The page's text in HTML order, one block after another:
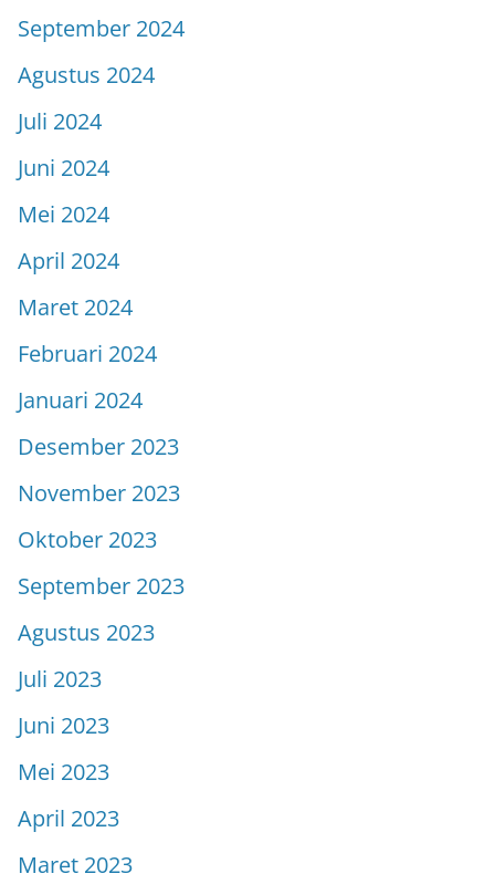
September 2024
Agustus 2024
Juli 2024
Juni 2024
Mei 2024
April 2024
Maret 2024
Februari 2024
Januari 2024
Desember 2023
November 2023
Oktober 2023
September 2023
Agustus 2023
Juli 2023
Juni 2023
Mei 2023
April 2023
Maret 2023